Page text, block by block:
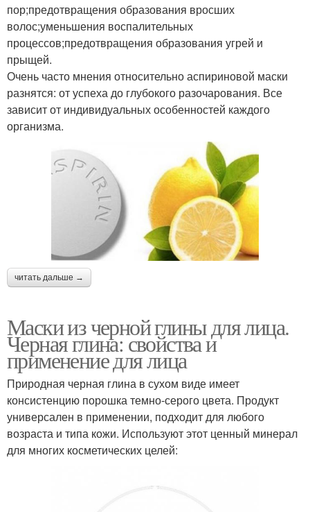
пор;предотвращения образования вросших
волос;уменьшения воспалительных
процессов;предотвращения образования угрей и
прыщей.
Очень часто мнения относительно аспириновой маски
разнятся: от успеха до глубокого разочарования. Все
зависит от индивидуальных особенностей каждого
организма.
читать дальше →
Маски из черной глины для лица.
Черная глина: свойства и
применение для лица
Природная черная глина в сухом виде имеет
консистенцию порошка темно-серого цвета. Продукт
универсален в применении, подходит для любого
возраста и типа кожи. Используют этот ценный минерал
для многих косметических целей: